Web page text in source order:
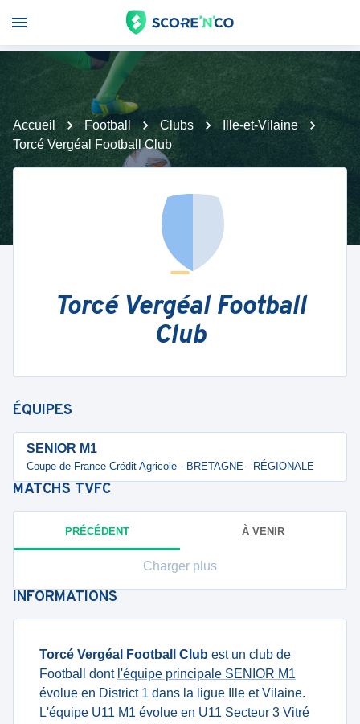
Accueil Football Clubs
Ille-et-Vilaine
Torcé Vergéal Football Club
Torcé Vergéal Football
Club
ÉQUIPES
SENIOR M1
Coupe de France Crédit Agricole - BRETAGNE - RÉGIONALE
MATCHS TVFC
PRÉCÉDENT À VENIR
Charger plus
INFORMATIONS
Torcé Vergéal Football Club est un club de
Football dont l'équipe principale SENIOR M1
évolue en District 1 dans la ligue Ille et Vilaine.
L'équipe U11 M1 évolue en U11 Secteur 3 Vitré